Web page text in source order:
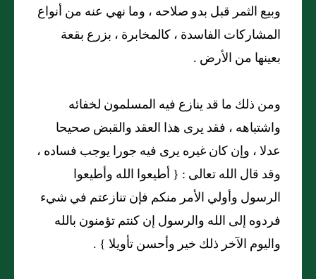
وبيع الثمر قبل بدو صلاحه ، وما نهي عنه من أنواع
المشاركات الفاسدة ، كالمخابرة ، بزرع بقعة
بعينها من الأرض .
ومن ذلك ما قد ينازع فيه المسلمون لخفائه
واشتباهه ، فقد يرى هذا العقد والقبض صحيحا
عدلا ، وإن كان غيره يرى فيه جورا يوجب فساده ،
وقد قال الله تعالى : { أطيعوا الله وأطيعوا
الرسول وأولي الأمر منكم فإن تنازعتم في شيء
فردوه إلى الله والرسول إن كنتم تؤمنون بالله
واليوم الآخر ذلك خير وأحسن تأويلا } .